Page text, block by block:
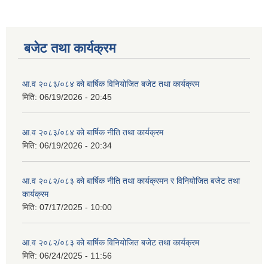
बजेट तथा कार्यक्रम
आ.व २०८३/०८४ को बार्षिक विनियोजित बजेट तथा कार्यक्रम
मिति: 06/19/2026 - 20:45
आ.व २०८३/०८४ को बार्षिक नीति तथा कार्यक्रम
मिति: 06/19/2026 - 20:34
आ.व २०८२/०८३ को बार्षिक नीति तथा कार्यक्रमन र विनियोजित बजेट तथा
कार्यक्रम
मिति: 07/17/2025 - 10:00
आ.व २०८२/०८३ को बार्षिक विनियोजित बजेट तथा कार्यक्रम
मिति: 06/24/2025 - 11:56